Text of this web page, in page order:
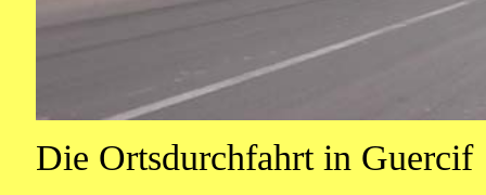
Die Ortsdurchfahrt in Guercif